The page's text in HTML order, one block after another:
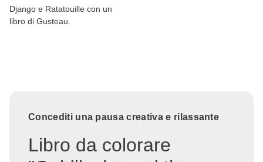
Django e Ratatouille con un
libro di Gusteau.
Concediti una pausa creativa e rilassante
Libro da colorare